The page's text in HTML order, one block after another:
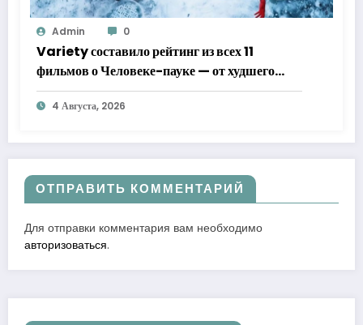
Admin 0
Variety составило рейтинг из всех 11
фильмов о Человеке-пауке — от худшего
к лучшему
4 Августа, 2026
ОТПРАВИТЬ КОММЕНТАРИЙ
Для отправки комментария вам необходимо
авторизоваться.